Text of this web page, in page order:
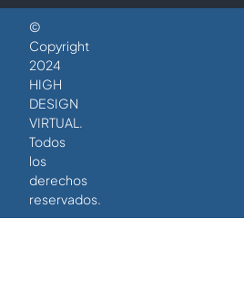
©
Copyright
2024
HIGH
DESIGN
VIRTUAL.
Todos
los
derechos
reservados.